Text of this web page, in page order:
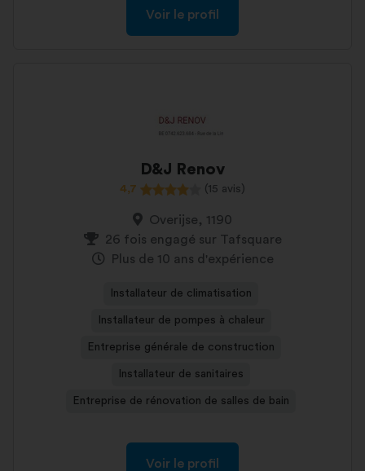
Voir le profil
D&J Renov
4,7 (15 avis)
Overijse, 1190
26 fois engagé sur Tafsquare
Plus de 10 ans d'expérience
Installateur de climatisation
Installateur de pompes à chaleur
Entreprise générale de construction
Installateur de sanitaires
Entreprise de rénovation de salles de bain
Voir le profil